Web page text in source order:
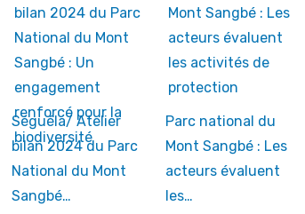
Séguéla/ Atelier
bilan 2024 du Parc
National du Mont
Sangbé…
Parc national du
Mont Sangbé : Les
acteurs évaluent
les…